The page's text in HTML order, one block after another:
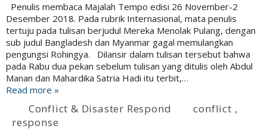
Penulis membaca Majalah Tempo edisi 26 November-2
Desember 2018. Pada rubrik Internasional, mata penulis
tertuju pada tulisan berjudul Mereka Menolak Pulang, dengan
sub judul Bangladesh dan Myanmar gagal memulangkan
pengungsi Rohingya. Dilansir dalam tulisan tersebut bahwa
pada Rabu dua pekan sebelum tulisan yang ditulis oleh Abdul
Manan dan Mahardika Satria Hadi itu terbit,…
Read more »
Conflict & Disaster Respond conflict ,
response